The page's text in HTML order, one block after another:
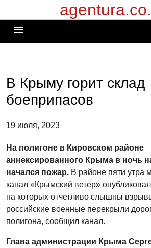
к
содержимому
menu
В Крыму горит склад
боеприпасов
19 июля, 2023
На полигоне в Кировском районе
аннексированного Крыма в ночь
начался пожар. В районе пяти утра
канал «Крымский ветер»
на которых отчетливо слышны
российские военные перекрыли
полигона, сообщил канал.
Глава администрации Крыма